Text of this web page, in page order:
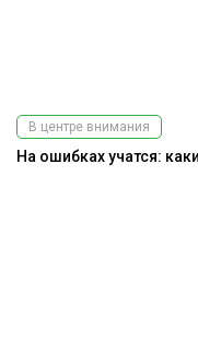
В центре внимания
На ошибках учатся: